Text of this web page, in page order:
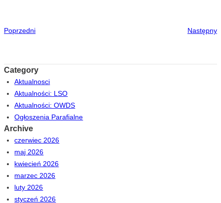
Poprzedni Następny
Category
Aktualnosci
Aktualności: LSO
Aktualności: OWDS
Ogłoszenia Parafialne
Archive
czerwiec 2026
maj 2026
kwiecień 2026
marzec 2026
luty 2026
styczeń 2026